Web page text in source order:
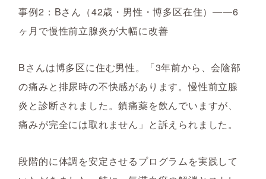
事例2：Bさん（42歳・男性・博多区在住）――6
ヶ月で慢性前立腺炎が大幅に改善
Bさんは博多区に住む男性。「3年前から、会陰部
の痛みと排尿時の不快感があります。慢性前立腺
炎と診断されました。鎮痛薬を飲んでいますが、
痛みが完全には取れません」と訴えられました。
段階的に体調を安定させるプログラムを実践して